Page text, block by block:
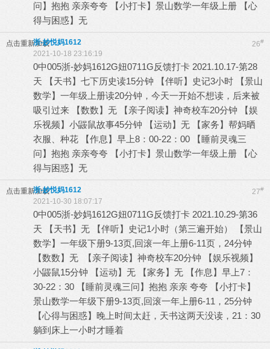
问】抱抱 亲亲夸夸 【小打卡】景山数学一年级上册 【心
得与困惑】无
点击重新加载 26#
浙-妙悦妈1612
2021-10-18 23:16:19
0中005浙-妙妈1612G妞0711G反馈打卡 2021.10.17-第28
天 【天书】七下历史读15分钟 【伴听】史记3小时 【景山
数学】一年级上册读20分钟，今天一开始不想读，后来被
吸引过来 【数数】无 【亲子阅读】神奇校车20分钟 【娱
乐视频】小鼹鼠故事45分钟 【运动】无 【家务】帮妈晒
衣服、种花 【作息】早上8：00-22：00 【睡前灵魂三
问】抱抱 亲亲夸夸 【小打卡】景山数学一年级上册 【心
得与困惑】无
点击重新加载 27#
浙-妙悦妈1612
2021-10-30 18:07:17
0中005浙-妙妈1612G妞0711G反馈打卡 2021.10.29-第36
天 【天书】无 【伴听】史记1小时（第三遍开始） 【景山
数学】一年级下册9-13页,回滚一年上册6-11页，24分钟
【数数】无 【亲子阅读】神奇校车20分钟 【娱乐视频】
小鼹鼠15分钟 【运动】无 【家务】无 【作息】早上7：
30-22：30 【睡前灵魂三问】抱抱 亲亲 夸夸 【小打卡】
景山数学一年级下册9-13页,回滚一年上册6-11，25分钟
【心得与困惑】晚上时间太赶，天书这两天没读，21：30
躺到床上一小时才睡着